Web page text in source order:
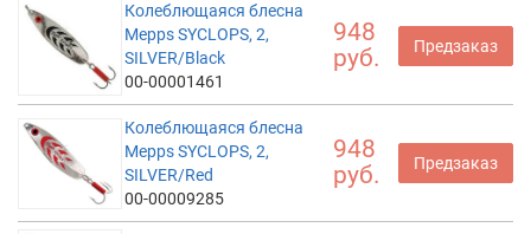
Колеблющаяся блесна
Mepps SYCLOPS, 2,
SILVER/Black
00-00001461
948
руб.
Предзаказ
Колеблющаяся блесна
Mepps SYCLOPS, 2,
SILVER/Red
00-00009285
948
руб.
Предзаказ